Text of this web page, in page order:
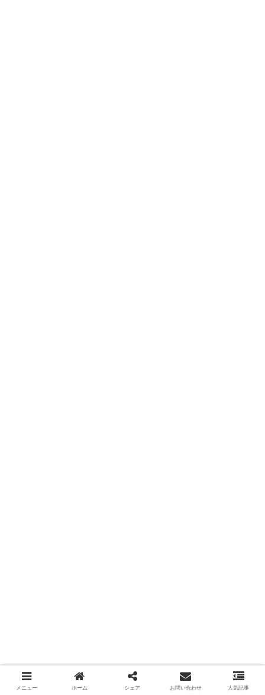
メニュー ホーム シェア お問い合わせ 人気記事